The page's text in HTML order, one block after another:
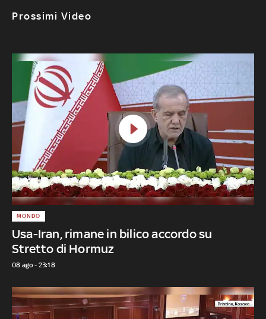
Prossimi Video
Usa-Iran, rimane in bilico accordo su
Stretto di Hormuz
MONDO
08 ago - 23:18